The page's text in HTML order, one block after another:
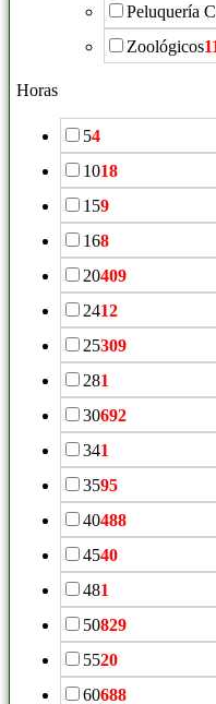
Peluquería
Zoológicos
Horas
54
1018
159
168
20409
2412
25309
281
30692
341
3595
40488
4540
481
50829
5520
60688